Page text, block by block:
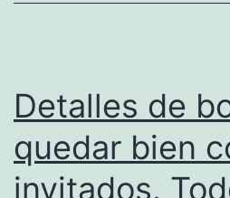
Detalles de
quedar bien
invitados.